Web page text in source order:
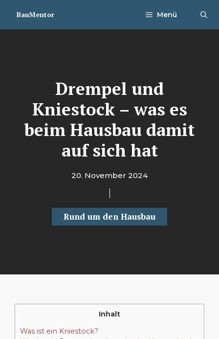
InhaltBauMentor Menü
Drempel und
Kniestock – was es
beim Hausbau damit
auf sich hat
20. November 2024
Rund um den Hausbau
Inhalt
Was ist ein Kniestock?